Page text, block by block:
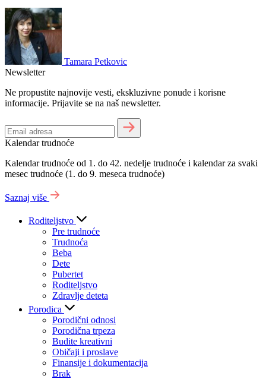
Tamara Petkovic
Newsletter
Ne propustite najnovije vesti, ekskluzivne ponude i korisne
informacije. Prijavite se na naš newsletter.
Kalendar trudnoće
Kalendar trudnoće od 1. do 42. nedelje trudnoće i kalendar za svaki
mesec trudnoće (1. do 9. meseca trudnoće)
Saznaj više
Roditeljstvo
Pre trudnoće
Trudnoća
Beba
Dete
Pubertet
Roditeljstvo
Zdravlje deteta
Porodica
Porodični odnosi
Porodična trpeza
Budite kreativni
Običaji i proslave
Finansije i dokumentacija
Brak